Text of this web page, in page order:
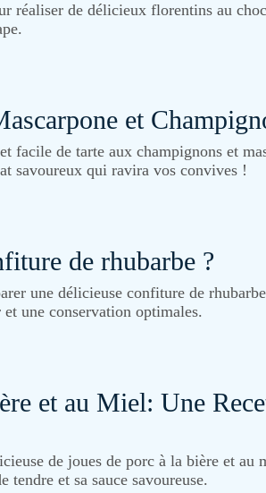
réaliser de délicieux florentins au
et
facile de tarte aux champignons et
savoureux qui ravira vos convives !
de rhubarbe ?
une délicieuse confiture de
une conservation optimales.
et au Miel: Une
de joues de porc à la bière et
tendre et sa sauce savoureuse.